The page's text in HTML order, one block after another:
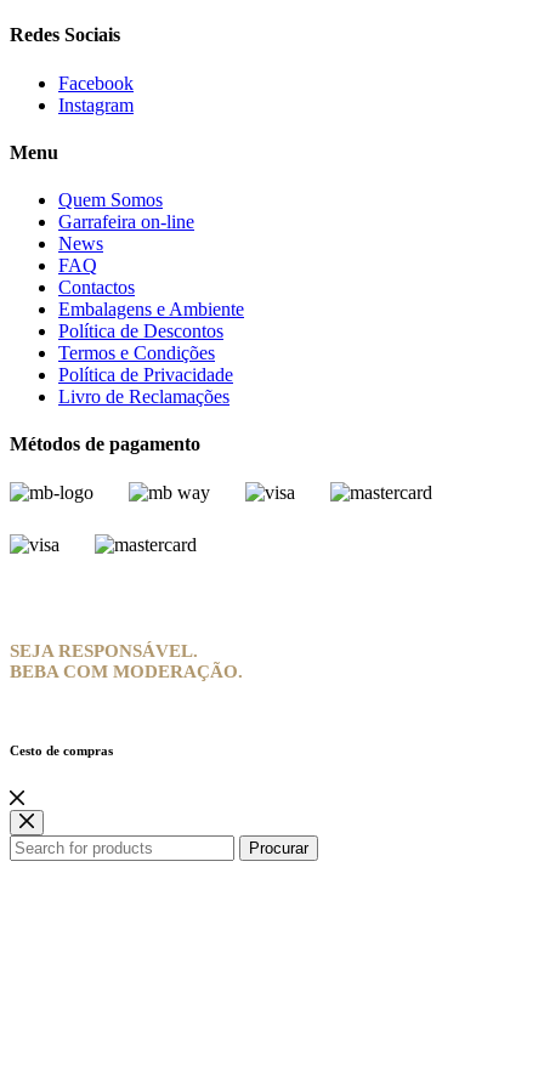
Redes Sociais
Facebook
Instagram
Menu
Quem Somos
Garrafeira on-line
News
FAQ
Contactos
Embalagens e Ambiente
Política de Descontos
Termos e Condições
Política de Privacidade
Livro de Reclamações
Métodos de pagamento
SEJA RESPONSÁVEL.
BEBA COM MODERAÇÃO.
Cesto de compras
Procurar